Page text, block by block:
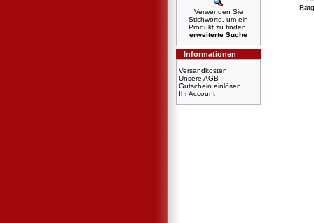
Verwenden Sie
Stichworte, um ein
Produkt zu finden.
erweiterte Suche
Informationen
Versandkosten
Unsere AGB
Gutschein einlösen
Ihr Account